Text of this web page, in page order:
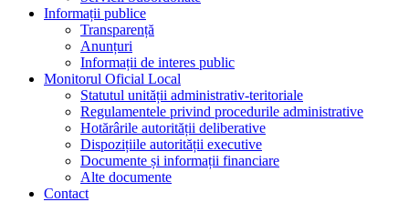
Informații publice
Transparență
Anunțuri
Informații de interes public
Monitorul Oficial Local
Statutul unității administrativ-teritoriale
Regulamentele privind procedurile administrative
Hotărârile autorității deliberative
Dispozițiile autorității executive
Documente și informații financiare
Alte documente
Contact